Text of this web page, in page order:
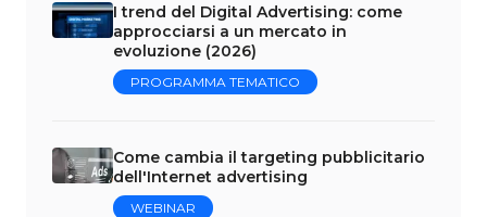
I trend del Digital Advertising: come
approcciarsi a un mercato in
evoluzione (2026)
PROGRAMMA TEMATICO
Come cambia il targeting pubblicitario
dell'Internet advertising
WEBINAR